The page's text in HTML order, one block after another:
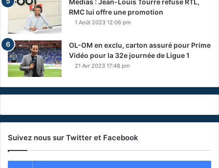
RMC lui offre une promotion
1 Août 2023 12:06 pm
OL-OM en exclu, carton assuré pour Prime
Vidéo pour la 32e journée de Ligue 1
21 Avr 2023 17:48 pm
Suivez nous sur Twitter et Facebook